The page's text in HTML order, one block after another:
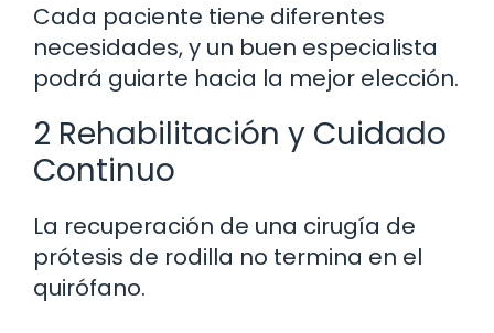
Cada paciente tiene diferentes
necesidades, y un buen especialista
podrá guiarte hacia la mejor elección.
2 Rehabilitación y Cuidado
Continuo
La recuperación de una cirugía de
prótesis de rodilla no termina en el
quirófano.